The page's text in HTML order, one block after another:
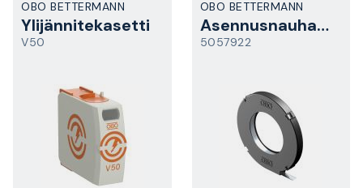
OBO BETTERMANN
Ylijännitekasetti
V50
OBO BETTERMANN
Asennusnauhakiinnike
5057922